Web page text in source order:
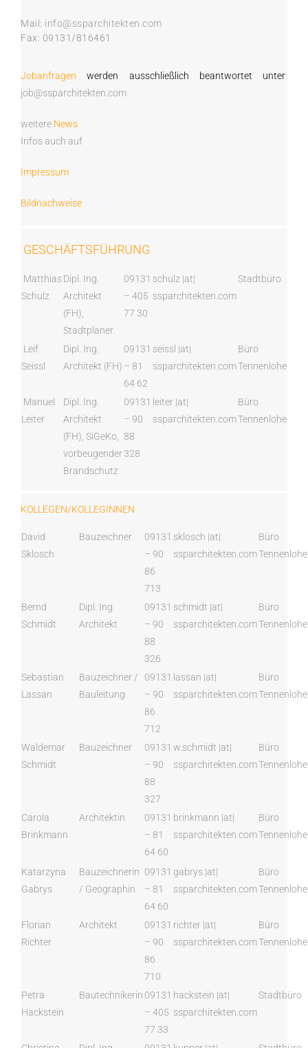
Mail: info@ssparchitekten.com
Fax: 09131/816461
Jobanfragen werden ausschließlich beantwortet unter:
job@ssparchitekten.com
weitere News
Infos auch auf
Impressum
Bildnachweise
GESCHÄFTSFÜHRUNG
Matthias
Schulz
Dipl. Ing.
Architekt
(FH),
Stadtplaner
09131
– 405
77 30
schulz |at|
ssparchitekten.com
Stadtbüro
Leif
Seissl
Dipl. Ing.
Architekt (FH)
09131
– 81
64 62
seissl |at|
ssparchitekten.com
Büro
Tennenlohe
Manuel
Leiter
Dipl. Ing.
Architekt
(FH), SiGeKo,
vorbeugender
Brandschutz
09131
– 90
88
328
leiter |at|
ssparchitekten.com
Büro
Tennenlohe
KOLLEGEN/KOLLEGINNEN
David
Sklosch
Bauzeichner
09131
– 90
86
713
sklosch |at|
ssparchitekten.com
Büro
Tennenlohe
Bernd
Schmidt
Dipl. Ing.
Architekt
09131
– 90
88
326
schmidt |at|
ssparchitekten.com
Büro
Tennenlohe
Sebastian
Lassan
Bauzeichner /
Bauleitung
09131
– 90
86
712
lassan |at|
ssparchitekten.com
Büro
Tennenlohe
Waldemar
Schmidt
Bauzeichner
09131
– 90
88
327
w.schmidt |at|
ssparchitekten.com
Büro
Tennenlohe
Carola
Brinkmann
Architektin
09131
– 81
64 60
brinkmann |at|
ssparchitekten.com
Büro
Tennenlohe
Katarzyna
Gabrys
Bauzeichnerin
/ Geographin
09131
– 81
64 60
gabrys |at|
ssparchitekten.com
Büro
Tennenlohe
Florian
Richter
Architekt
09131
– 90
86
710
richter |at|
ssparchitekten.com
Büro
Tennenlohe
Petra
Hackstein
Bautechnikerin 09131
– 405
77 33
hackstein |at|
ssparchitekten.com
Stadtbüro